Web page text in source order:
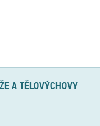
A TĚLOVÝCHOVY